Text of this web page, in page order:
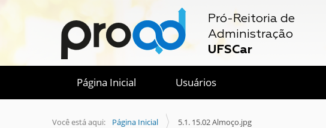
Pró-Reitoria de
Administração
UFSCar
Página Inicial Usuários
Você está aqui: Página Inicial 5.1. 15.02 Almoço.jpg